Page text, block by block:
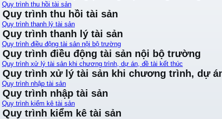
Quy trình thu hồi tài sản
Quy trình thu hồi tài sản
Quy trình thanh lý tài sản
Quy trình thanh lý tài sản
Quy trình điều động tài sản nội bộ trường
Quy trình điều động tài sản nội bộ trường
Quy trình xử lý tài sản khi chương trình, dự án, đề tài kết thúc
Quy trình xử lý tài sản khi chương trình, dự
Quy trình nhập tài sản
Quy trình nhập tài sản
Quy trình kiểm kê tài sản
Quy trình kiểm kê tài sản